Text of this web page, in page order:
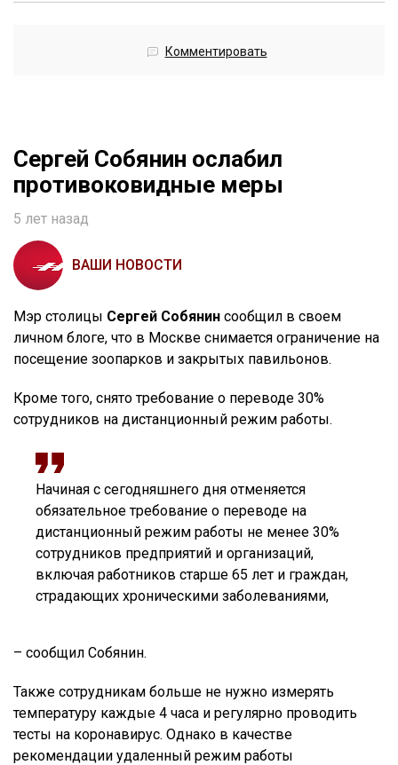
Комментировать
Сергей Собянин ослабил
противоковидные меры
5 лет назад
ВАШИ НОВОСТИ
Мэр столицы Сергей Собянин сообщил в своем
личном блоге, что в Москве снимается ограничение на
посещение зоопарков и закрытых павильонов.
Кроме того, снято требование о переводе 30%
сотрудников на дистанционный режим работы.
Начиная с сегодняшнего дня отменяется
обязательное требование о переводе на
дистанционный режим работы не менее 30%
сотрудников предприятий и организаций,
включая работников старше 65 лет и граждан,
страдающих хроническими заболеваниями,
– сообщил Собянин.
Также сотрудникам больше не нужно измерять
температуру каждые 4 часа и регулярно проводить
тесты на коронавирус. Однако в качестве
рекомендации удаленный режим работы